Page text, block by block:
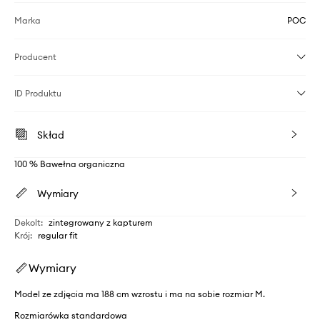
Marka POC
Producent
ID Produktu
Skład
100 % Bawełna organiczna
Wymiary
Dekolt: zintegrowany z kapturem
Krój: regular fit
Wymiary
Model ze zdjęcia ma 188 cm wzrostu i ma na sobie rozmiar M.
Rozmiarówka standardowa